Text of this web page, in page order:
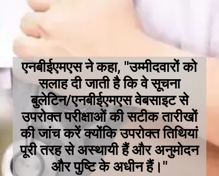
एनबीईएमएस ने कहा, "उम्मीदवारों को
सलाह दी जाती है कि वे सूचना
बुलेटिन/एनबीईएमएस वेबसाइट से
उपरोक्त परीक्षाओं की सटीक तारीखों
की जांच करें क्योंकि उपरोक्त तिथियां
पूरी तरह से अस्थायी हैं और अनुमोदन
और पुष्टि के अधीन हैं।"